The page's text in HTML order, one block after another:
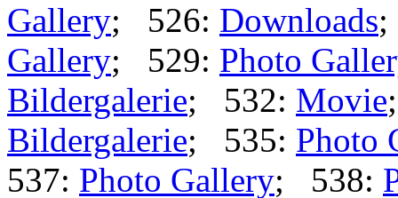
Gallery; 526: Downloads
Gallery; 529: Photo
Bildergalerie; 532: Movie
Bildergalerie; 535: Photo
537: Photo Gallery; 538: